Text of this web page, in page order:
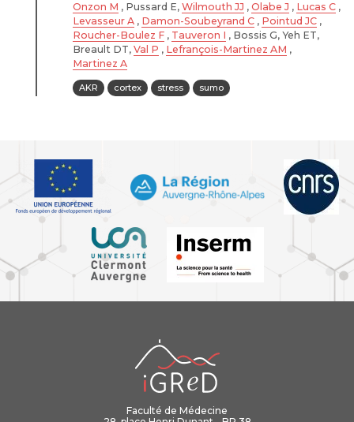
Onzon M , Pussard E, Wilmouth JJ , Olabe J , Lucas C ,
Levasseur A , Damon-Soubeyrand C , Pointud JC ,
Roucher-Boulez F , Tauveron I , Bossis G, Yeh ET,
Breault DT, Val P , Lefrançois-Martinez AM ,
Martinez A
AKR cortex stress sumo
Faculté de Médecine